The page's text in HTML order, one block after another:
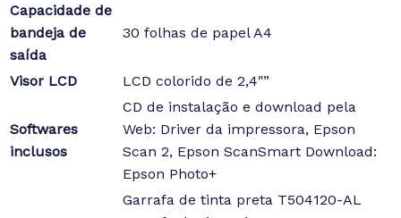
Capacidade de
bandeja de
saída
30 folhas de papel A4
Visor LCD LCD colorido de 2,4″”
Softwares
inclusos
CD de instalação e download pela
Web: Driver da impressora, Epson
Scan 2, Epson ScanSmart Download:
Epson Photo+
Garrafa de tinta preta T504120-AL